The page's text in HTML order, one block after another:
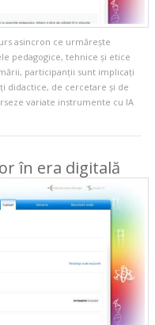
asincron ce urmărește
pedagogice, tehnice și etice
participanții sunt implicați
didactice, de cercetare și de
variate instrumente cu IA
în era digitală